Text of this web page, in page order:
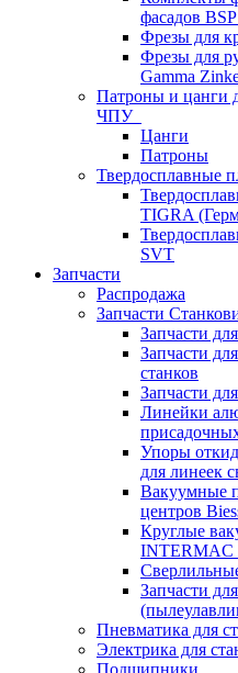
фасадов
Фрезы для
Фрезы для
Gamma
Патроны и цанги
ЧПУ
Цанги
Патроны
Твердосплавные
TIGRA
SVT
Запчасти
Распродажа
Запчасти
Запчасти
Запчасти
станков
Запчасти
Линейки
Упоры
для линеек
Вакуумные
центров
Круглые
INTERMAC
Запчасти
Пневматика для
Электрика для
Подшипники